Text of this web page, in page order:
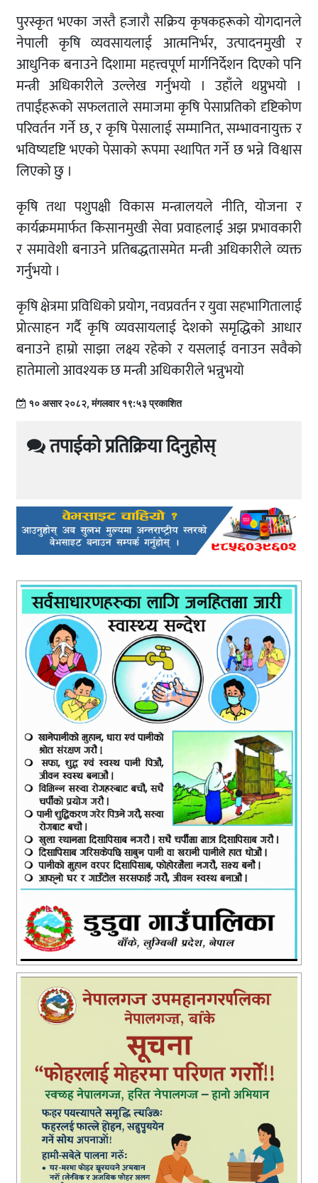
पुरस्कृत भएका जस्तै हजारौ सक्रिय कृषकहरूको योगदानले
नेपाली कृषि व्यवसायलाई आत्मनिर्भर, उत्पादनमुखी र
आधुनिक बनाउने दिशामा महत्त्वपूर्ण मार्गनिर्देशन दिएको पनि
मन्त्री अधिकारीले उल्लेख गर्नुभयो । उहाँले थप्नुभयो ।
तपाईंहरूको सफलताले समाजमा कृषि पेसाप्रतिको दृष्टिकोण
परिवर्तन गर्ने छ, र कृषि पेसालाई सम्मानित, सम्भावनायुक्त र
भविष्यदृष्टि भएको पेसाको रूपमा स्थापित गर्ने छ भन्ने विश्वास
लिएको छु ।
कृषि तथा पशुपक्षी विकास मन्त्रालयले नीति, योजना र
कार्यक्रममार्फत किसानमुखी सेवा प्रवाहलाई अझ प्रभावकारी
र समावेशी बनाउने प्रतिबद्धतासमेत मन्त्री अधिकारीले व्यक्त
गर्नुभयो ।
कृषि क्षेत्रमा प्रविधिको प्रयोग, नवप्रवर्तन र युवा सहभागितालाई
प्रोत्साहन गर्दै कृषि व्यवसायलाई देशको समृद्धिको आधार
बनाउने हाम्रो साझा लक्ष्य रहेको र यसलाई वनाउन सवैको
हातेमालो आवश्यक छ मन्त्री अधिकारीले भन्नुभयो
१० असार २०८२, मंगलवार १९:५३ प्रकाशित
तपाईको प्रतिक्रिया दिनुहोस्